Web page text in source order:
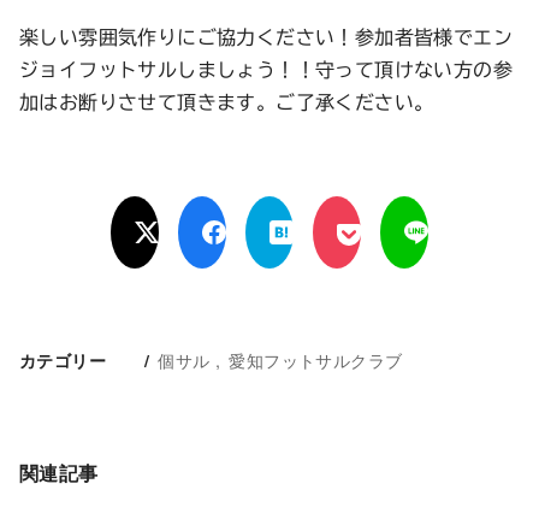
楽しい雰囲気作りにご協力ください！参加者皆様でエン
ジョイフットサルしましょう！！守って頂けない方の参
加はお断りさせて頂きます。ご了承ください。
カテゴリー 個サル 愛知フットサルクラブ
関連記事